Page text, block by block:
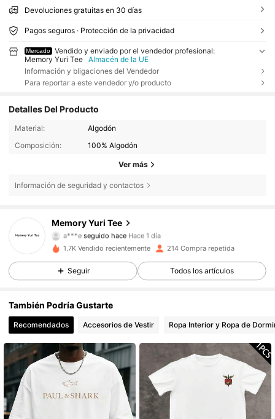
Devoluciones gratuitas en 30 días
Pagos seguros · Protección de la privacidad
Mercado
Vendido y enviado por el vendedor profesional:
Memory Yuri Tee
Almacén de la UE
Información y bligaciones del Vendedor
Para reportar a este vendedor y/o producto
Detalles Del Producto
Material:
Algodón
Composición:
100% Algodón
Ver más
Información de seguridad y contactos
Memory Yuri Tee
4,71
190 Seguidores
a***eseguido hace Hace 1 día
4,71
190 Seguidores
4,71 190 Seguidores
4,71 190 Seguidores
4,71 190 Seguidores
4,71 190 Seguidores
4,71 190 Seguidores
4,71 190 Seguidores
1.7K Vendido recientemente 214 Compra repetida
Seguir Todos los artículos
También Podría Gustarte
Recomendados Accesorios de Vestir Ropa Interior y Ropa de